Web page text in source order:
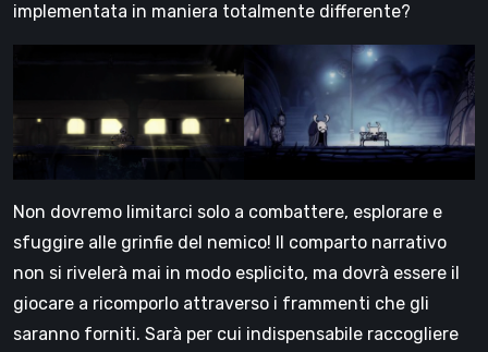
implementata in maniera totalmente differente?
Non dovremo limitarci solo a combattere, esplorare e
sfuggire alle grinfie del nemico! Il comparto narrativo
non si rivelerà mai in modo esplicito, ma dovrà essere il
giocare a ricomporlo attraverso i frammenti che gli
saranno forniti. Sarà per cui indispensabile raccogliere